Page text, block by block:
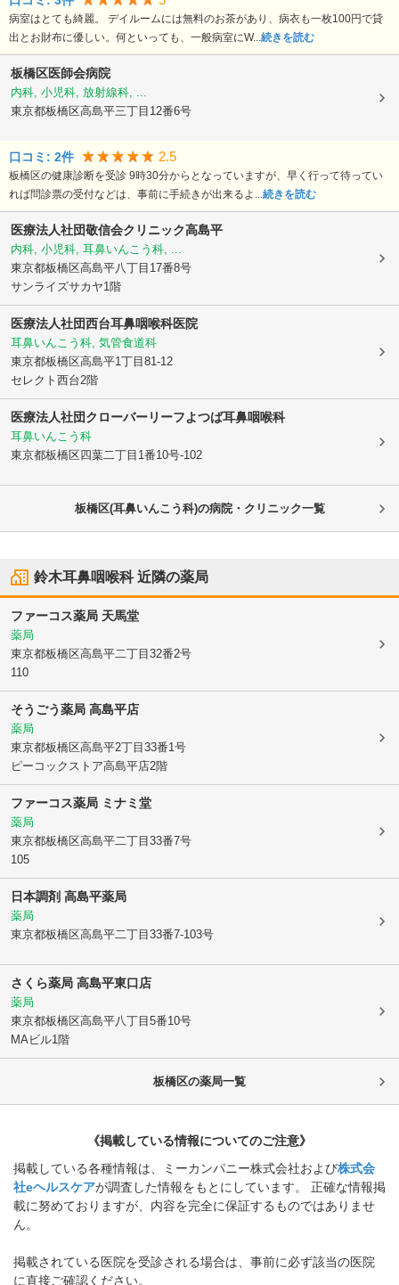
病室はとても綺麗。 デイルームには無料のお茶があり、病衣も一枚100円で貸
出とお財布に優しい。何といっても、一般病室にW... 続きを読む
板橋区医師会病院
内科, 小児科, 放射線科, ...
東京都板橋区高島平三丁目12番6号
口コミ: 2件 2.5
板橋区の健康診断を受診 9時30分からとなっていますが、早く行って待ってい
れば問診票の受付などは、事前に手続きが出来るよ... 続きを読む
医療法人社団敬信会クリニック高島平
内科, 小児科, 耳鼻いんこう科, ...
東京都板橋区高島平八丁目17番8号
サンライズサカヤ1階
医療法人社団西台耳鼻咽喉科医院
耳鼻いんこう科, 気管食道科
東京都板橋区高島平1丁目81-12
セレクト西台2階
医療法人社団クローバーリーフよつば耳鼻咽喉科
耳鼻いんこう科
東京都板橋区四葉二丁目1番10号-102
板橋区(耳鼻いんこう科)の病院・クリニック一覧
鈴木耳鼻咽喉科近隣の薬局
ファーコス薬局 天馬堂
薬局
東京都板橋区高島平二丁目32番2号
110
そうごう薬局 高島平店
薬局
東京都板橋区高島平2丁目33番1号
ピーコックストア高島平店2階
ファーコス薬局 ミナミ堂
薬局
東京都板橋区高島平二丁目33番7号
105
日本調剤 高島平薬局
薬局
東京都板橋区高島平二丁目33番7-103号
さくら薬局 高島平東口店
薬局
東京都板橋区高島平八丁目5番10号
MAビル1階
板橋区の薬局一覧
《掲載している情報についてのご注意》
掲載している各種情報は、ミーカンパニー株式会社および株式会
社eヘルスケアが調査した情報をもとにしています。 正確な情報掲
載に努めておりますが、内容を完全に保証するものではありませ
ん。
掲載されている医院を受診される場合は、事前に必ず該当の医院
に直接ご確認ください。